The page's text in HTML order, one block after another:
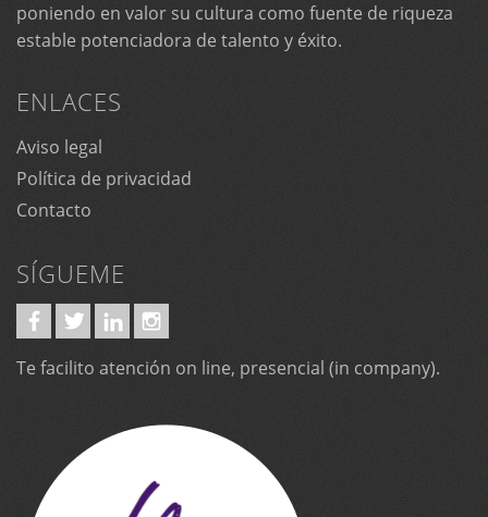
poniendo en valor su cultura como fuente de riqueza
estable potenciadora de talento y éxito.
ENLACES
Aviso legal
Política de privacidad
Contacto
SÍGUEME
Te facilito atención on line, presencial (in company).